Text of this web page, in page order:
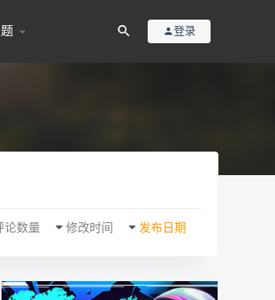
登录
发布日期
修改时间
论数量